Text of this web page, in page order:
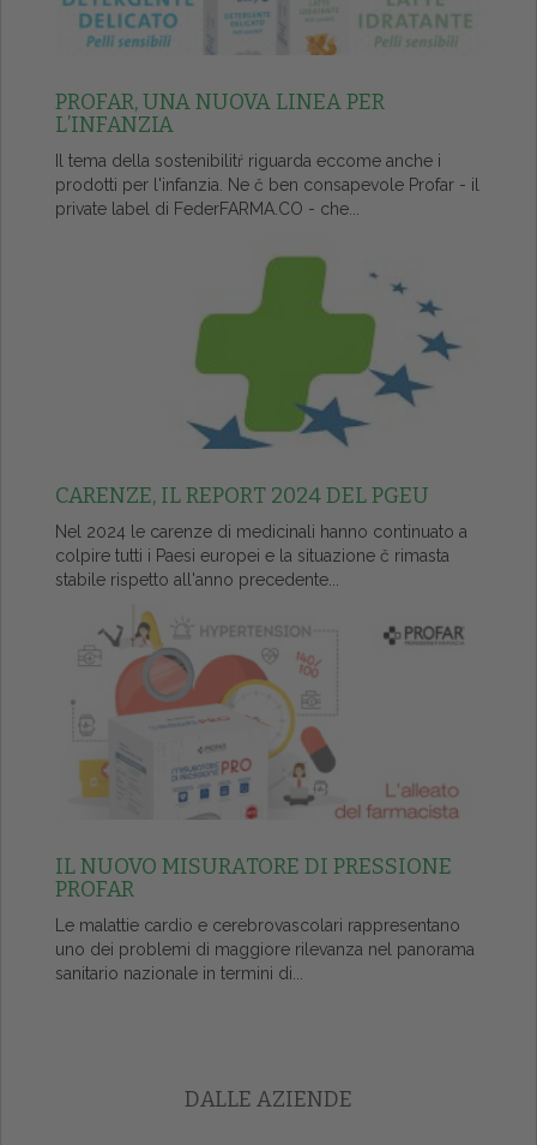
PROFAR, UNA NUOVA LINEA PER
L’INFANZIA
Il tema della sostenibilitŕ riguarda eccome anche i
prodotti per l'infanzia. Ne č ben consapevole Profar - il
private label di FederFARMA.CO - che...
CARENZE, IL REPORT 2024 DEL PGEU
Nel 2024 le carenze di medicinali hanno continuato a
colpire tutti i Paesi europei e la situazione č rimasta
stabile rispetto all'anno precedente...
IL NUOVO MISURATORE DI PRESSIONE
PROFAR
Le malattie cardio e cerebrovascolari rappresentano
uno dei problemi di maggiore rilevanza nel panorama
sanitario nazionale in termini di...
DALLE AZIENDE